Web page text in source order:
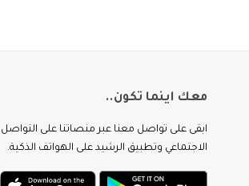
معك اينما تكون..
ابقى على تواصل معنا عبر منصاتنا على التواصل
الاجتماعي وتطبيق الرشيد على الهواتف الذكية.